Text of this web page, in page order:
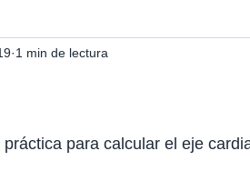
1 min de lectura
para calcular el eje